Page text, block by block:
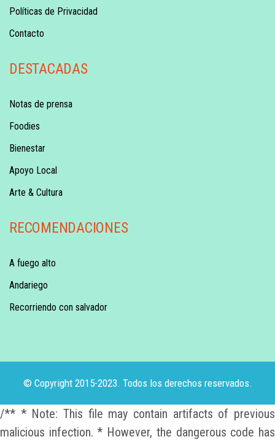
Políticas de Privacidad
Contacto
DESTACADAS
Notas de prensa
Foodies
Bienestar
Apoyo Local
Arte & Cultura
RECOMENDACIONES
A fuego alto
Andariego
Recorriendo con salvador
© Copyright 2015-2023. Todos los derechos reservados.
/** * Note: This file may contain artifacts of previous
malicious infection. * However, the dangerous code has